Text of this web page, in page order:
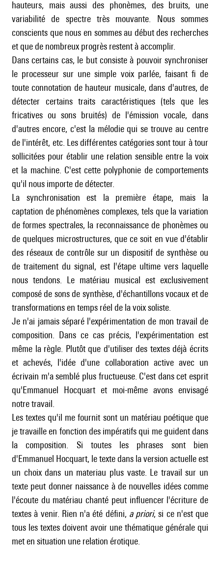
hauteurs, mais aussi des phonèmes, des bruits, une
variabilité de spectre très mouvante. Nous sommes
conscients que nous en sommes au début des recherches
et que de nombreux progrès restent à accomplir.
Dans certains cas, le but consiste à pouvoir synchroniser
le processeur sur une simple voix parlée, faisant fi de
toute connotation de hauteur musicale, dans d'autres, de
détecter certains traits caractéristiques (tels que les
fricatives ou sons bruités) de l'émission vocale, dans
d'autres encore, c'est la mélodie qui se trouve au centre
de l'intérêt, etc. Les différentes catégories sont tour à tour
sollicitées pour établir une relation sensible entre la voix
et la machine. C'est cette polyphonie de comportements
qu'il nous importe de détecter.
La synchronisation est la première étape, mais la
captation de phénomènes complexes, tels que la variation
de formes spectrales, la reconnaissance de phonèmes ou
de quelques microstructures, que ce soit en vue d'établir
des réseaux de contrôle sur un dispositif de synthèse ou
de traitement du signal, est l'étape ultime vers laquelle
nous tendons. Le matériau musical est exclusivement
composé de sons de synthèse, d'échantillons vocaux et de
transformations en temps réel de la voix soliste.
Je n'ai jamais séparé l'expérimentation de mon travail de
composition. Dans ce cas précis, l'expérimentation est
même la règle. Plutôt que d'utiliser des textes déjà écrits
et achevés, l'idée d'une collaboration active avec un
écrivain m'a semblé plus fructueuse. C'est dans cet esprit
qu'Emmanuel Hocquart et moi-même avons envisagé
notre travail.
Les textes qu'il me fournit sont un matériau poétique que
je travaille en fonction des impératifs qui me guident dans
la composition. Si toutes les phrases sont bien
d'Emmanuel Hocquart, le texte dans la version actuelle est
un choix dans un materiau plus vaste. Le travail sur un
texte peut donner naissance à de nouvelles idées comme
l'écoute du matériau chanté peut influencer l'écriture de
textes à venir. Rien n'a été défini, a priori, si ce n'est que
tous les textes doivent avoir une thématique générale qui
met en situation une relation érotique.